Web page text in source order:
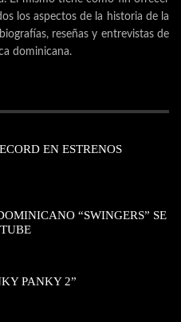
los aspectos de la historia de la
reseñas y entrevistas de
dominicana.
EN ESTRENOS
“SWINGERS” SE
PANKY 2”